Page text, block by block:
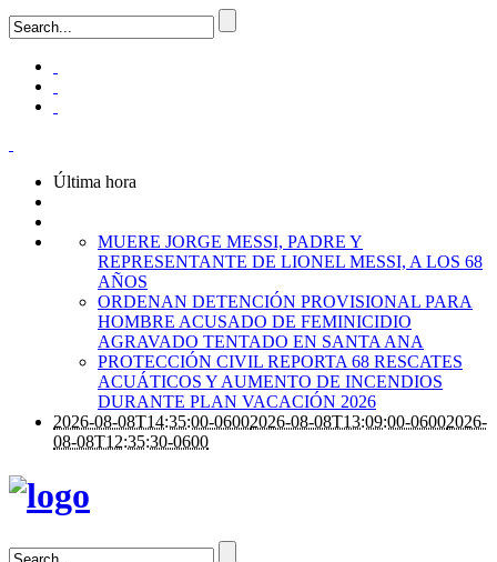
Última hora
MUERE JORGE MESSI, PADRE Y
REPRESENTANTE DE LIONEL MESSI, A LOS 68
AÑOS
ORDENAN DETENCIÓN PROVISIONAL PARA
HOMBRE ACUSADO DE FEMINICIDIO
AGRAVADO TENTADO EN SANTA ANA
PROTECCIÓN CIVIL REPORTA 68 RESCATES
ACUÁTICOS Y AUMENTO DE INCENDIOS
DURANTE PLAN VACACIÓN 2026
2026-08-08T14:35:00-06002026-08-08T13:09:00-06002026-
08-08T12:35:30-0600